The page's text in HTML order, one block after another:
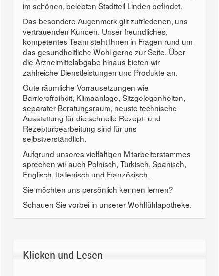
im schönen, belebten Stadtteil Linden befindet.
Das besondere Augenmerk gilt zufriedenen, uns
vertrauenden Kunden. Unser freundliches,
kompetentes Team steht Ihnen in Fragen rund um
das gesundheitliche Wohl gerne zur Seite. Über
die Arzneimittelabgabe hinaus bieten wir
zahlreiche Dienstleistungen und Produkte an.
Gute räumliche Vorrausetzungen wie
Barrierefreiheit, Klimaanlage, Sitzgelegenheiten,
separater Beratungsraum, neuste technische
Ausstattung für die schnelle Rezept- und
Rezepturbearbeitung sind für uns
selbstverständlich.
Aufgrund unseres vielfältigen Mitarbeiterstammes
sprechen wir auch Polnisch, Türkisch, Spanisch,
Englisch, Italienisch und Französisch.
Sie möchten uns persönlich kennen lernen?
Schauen Sie vorbei in unserer Wohlfühlapotheke.
Klicken und Lesen